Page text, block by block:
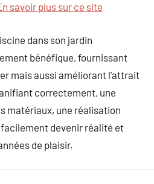
savoir plus sur ce site
dans son jardin
bénéfique, fournissant
mais aussi améliorant l’attrait
correctement, une
matériaux, une réalisation
devenir réalité et
de plaisir.